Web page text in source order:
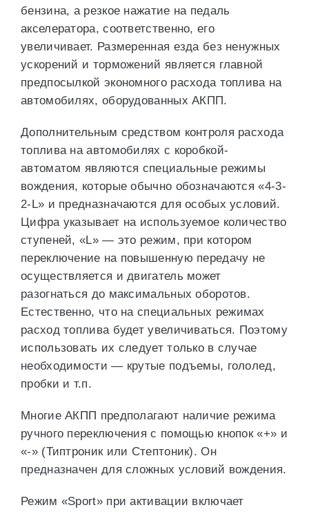
бензина, а резкое нажатие на педаль
акселератора, соответственно, его
увеличивает. Размеренная езда без ненужных
ускорений и торможений является главной
предпосылкой экономного расхода топлива на
автомобилях, оборудованных АКПП.
Дополнительным средством контроля расхода
топлива на автомобилях с коробкой-
автоматом являются специальные режимы
вождения, которые обычно обозначаются «4-3-
2-L» и предназначаются для особых условий.
Цифра указывает на используемое количество
ступеней, «L» — это режим, при котором
переключение на повышенную передачу не
осуществляется и двигатель может
разогнаться до максимальных оборотов.
Естественно, что на специальных режимах
расход топлива будет увеличиваться. Поэтому
использовать их следует только в случае
необходимости — крутые подъемы, гололед,
пробки и т.п.
Многие АКПП предполагают наличие режима
ручного переключения с помощью кнопок «+» и
«-» (Типтроник или Стептоник). Он
предназначен для сложных условий вождения.
Режим «Sport» при активации включает